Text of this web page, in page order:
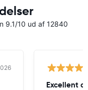
9.1/10 ud af 12840
Excellent